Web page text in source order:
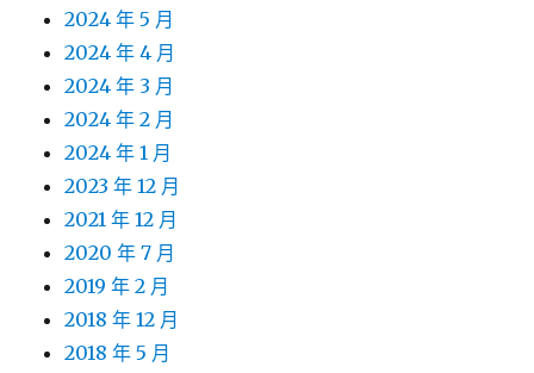
2024 年 5 月
2024 年 4 月
2024 年 3 月
2024 年 2 月
2024 年 1 月
2023 年 12 月
2021 年 12 月
2020 年 7 月
2019 年 2 月
2018 年 12 月
2018 年 5 月